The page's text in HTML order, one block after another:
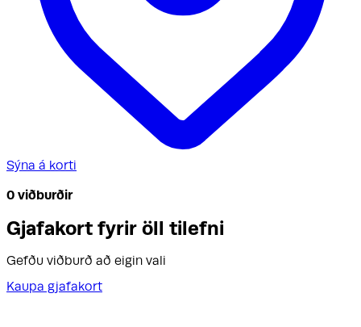
Sýna á korti
0 viðburðir
Gjafakort fyrir öll tilefni
Gefðu viðburð að eigin vali
Kaupa gjafakort